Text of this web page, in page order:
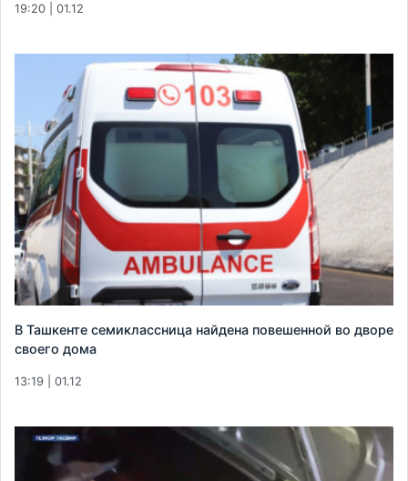
19:20 | 01.12
В Ташкенте семиклассница найдена повешенной во дворе
своего дома
13:19 | 01.12